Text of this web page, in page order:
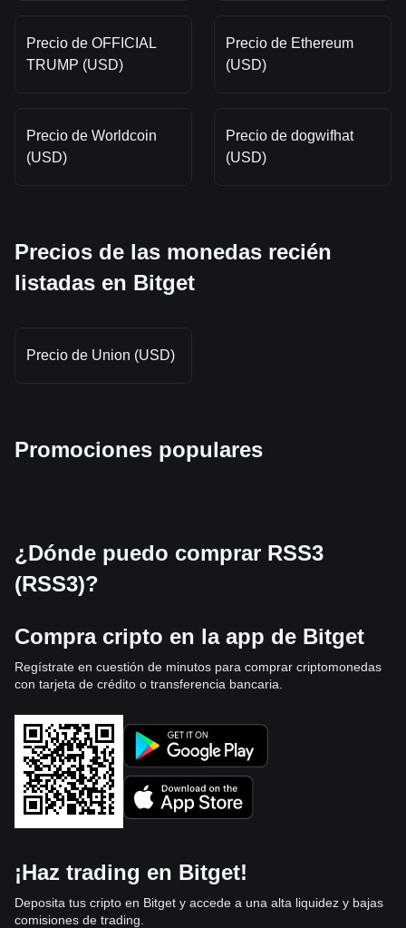
Precio de OFFICIAL
TRUMP (USD)
Precio de Ethereum
(USD)
Precio de Worldcoin
(USD)
Precio de dogwifhat
(USD)
Precios de las monedas recién
listadas en Bitget
Precio de Union (USD)
Promociones populares
¿Dónde puedo comprar RSS3
(RSS3)?
Compra cripto en la app de Bitget
Regístrate en cuestión de minutos para comprar criptomonedas
con tarjeta de crédito o transferencia bancaria.
¡Haz trading en Bitget!
Deposita tus cripto en Bitget y accede a una alta liquidez y bajas
comisiones de trading.